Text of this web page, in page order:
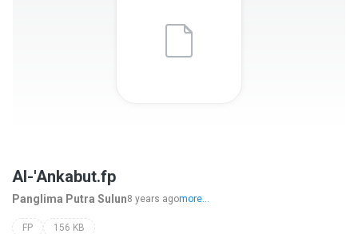
Al-'Ankabut.fp
Panglima Putra Sulun8 years agomore...
FP 156 KB